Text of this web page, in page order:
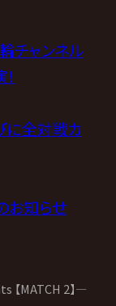
チャンネル
に全対戦カ
お知らせ
【MATCH 2】―